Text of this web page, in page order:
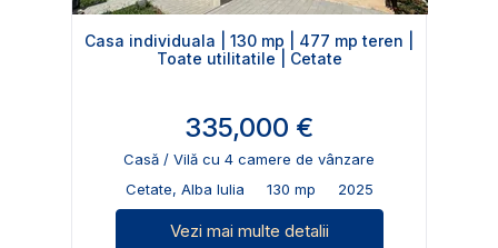
Casa individuala | 130 mp | 477 mp teren |
Toate utilitatile | Cetate
335,000 €
Casă / Vilă cu 4 camere de vânzare
Cetate, Alba Iulia
130 mp 2025
Vezi mai multe detalii